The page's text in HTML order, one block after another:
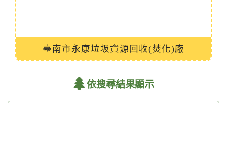
苗栗縣BOT垃圾焚化廠
依搜尋結果顯示